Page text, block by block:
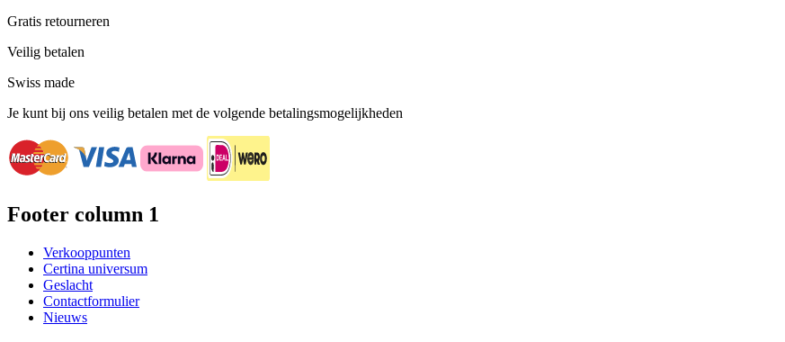
Gratis retourneren
Veilig betalen
Swiss made
Je kunt bij ons veilig betalen met de volgende betalingsmogelijkheden
Footer column 1
Verkooppunten
Certina universum
Geslacht
Contactformulier
Nieuws